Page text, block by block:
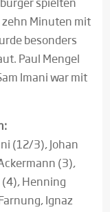
Minuten mit
besonders
Paul Mengel
Imani war mit
(12/3), Johan
(3),
(4), Henning
Ignaz